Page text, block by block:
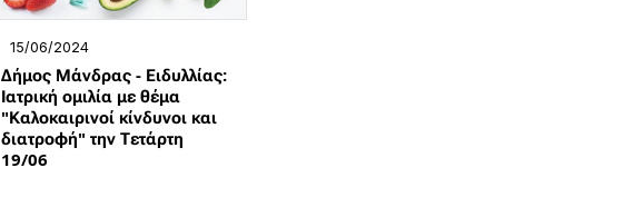
15/06/2024
Δήμος Μάνδρας - Ειδυλλίας:
Ιατρική ομιλία με θέμα
"Καλοκαιρινοί κίνδυνοι και
διατροφή" την Τετάρτη
19/06